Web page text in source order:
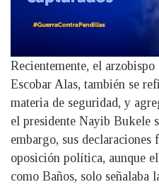
Recientemente, el
Escobar Alas, también se
materia de seguridad, y
el presidente Nayib Bukele
embargo, sus declaraciones
oposición política, aunque
como Baños, solo señalaba